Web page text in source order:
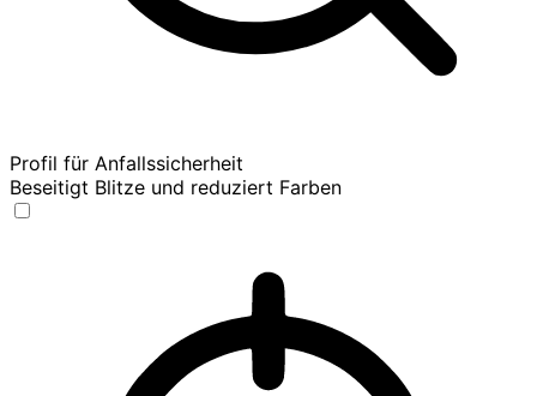
Profil für Anfallssicherheit
Beseitigt Blitze und reduziert Farben